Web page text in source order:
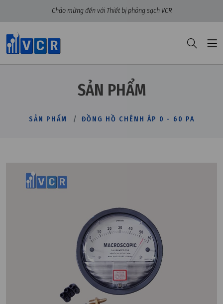
Chào mừng đến với Thiết bị phòng sạch VCR
SẢN PHẨM
SẢN PHẨM ĐỒNG HỒ CHÊNH ÁP 0 - 60 PA